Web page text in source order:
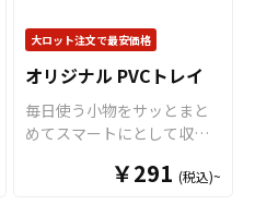
点がありましたら、個人の
お客様から企業・業者のか
た問わずお気軽にご相談く
ださい。 オリジナル缶バッ
ジは100個単位でのご注文と
なります。予めご了承くだ
クリル「全面」に施します
ので、非常に高級感のある
仕上がりとなります。ま
た、形状やサイズはお客様
のデザインに合わせてダイ
切り出すことができますの
大ロット注文で最安価格
オリジナル PVCトレイ
毎日使う小物をサッとまと
めてスマートにとして収納
らかくて丈夫なPVC素材を
￥291 (税込)~